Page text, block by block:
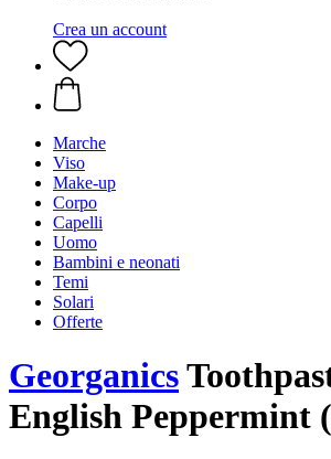
Crea un account
Marche
Viso
Make-up
Corpo
Capelli
Uomo
Bambini e neonati
Temi
Solari
Offerte
Georganics
English Peppermint